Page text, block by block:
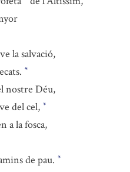
la salvació,
*
nostre Déu,
del cel, *
a la fosca,
de pau. *